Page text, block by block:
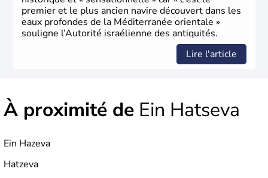
premier et le plus ancien navire découvert dans les
eaux profondes de la Méditerranée orientale »
souligne l’Autorité israélienne des antiquités.
Lire l'article
À proximité de Ein Hatseva
Ein Hazeva
Hatzeva